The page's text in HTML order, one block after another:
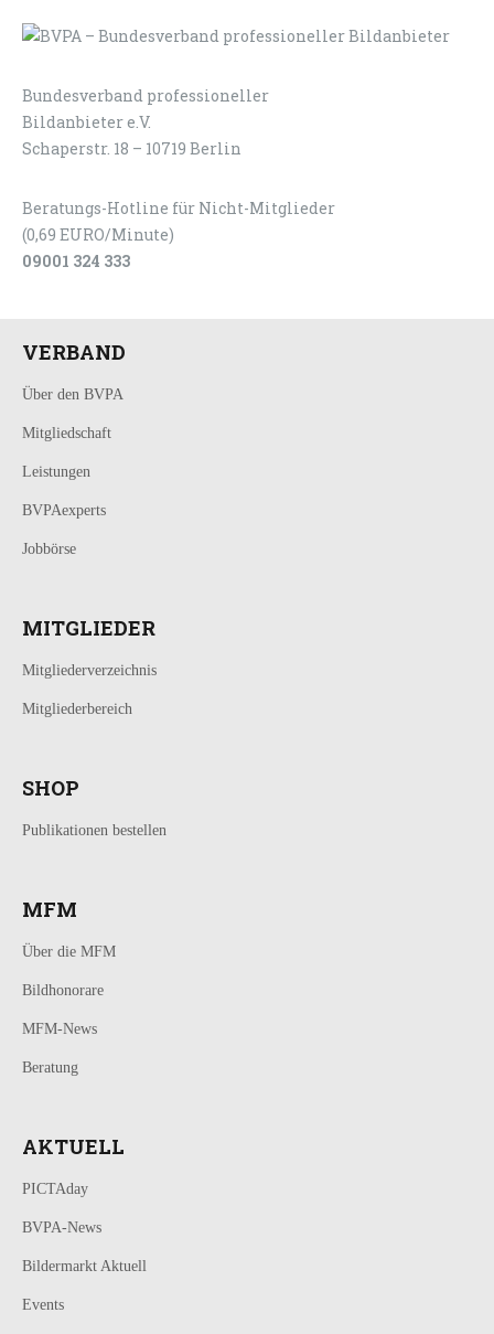
Bundesverband professioneller
Bildanbieter e.V.
Schaperstr. 18 – 10719 Berlin
Beratungs-Hotline für Nicht-Mitglieder
(0,69 EURO/Minute)
09001 324 333
VERBAND
Über den BVPA
Mitgliedschaft
Leistungen
BVPAexperts
Jobbörse
MITGLIEDER
Mitgliederverzeichnis
Mitgliederbereich
SHOP
Publikationen bestellen
MFM
Über die MFM
Bildhonorare
MFM-News
Beratung
AKTUELL
PICTAday
BVPA-News
Bildermarkt Aktuell
Events